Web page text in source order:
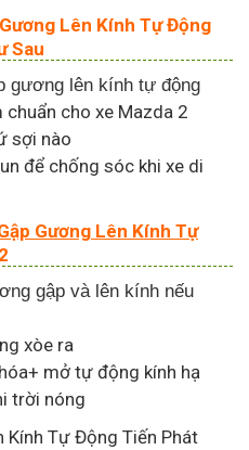
Lên Kính Tự Động
Sau
gương lên kính tự động
cho xe Mazda 2
sợi nào
để chống sóc khi xe di
Gương Lên Kính Tự
gập và lên kính nếu
xòe ra
mở tự động kính hạ
trời nóng
Kính Tự Động Tiến Phát